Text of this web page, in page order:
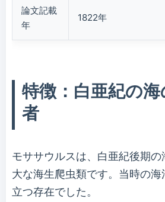
論文記載
年
1822年
特徴：白亜紀の
者
モササウルスは、白亜紀後期
大な海生爬虫類です。当時の海
立つ存在でした。